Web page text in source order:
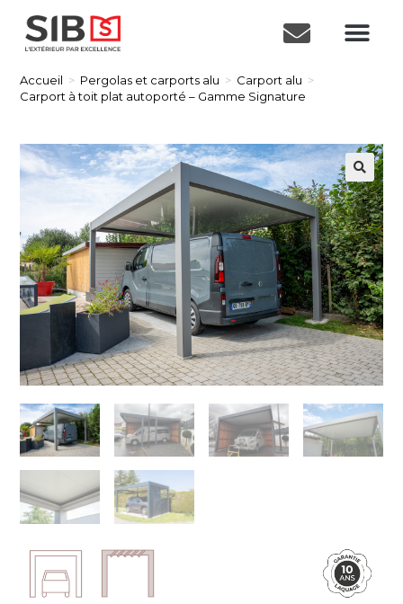
Accueil > Pergolas et carports alu > Carport alu >
Carport à toit plat autoporté – Gamme Signature
🔍